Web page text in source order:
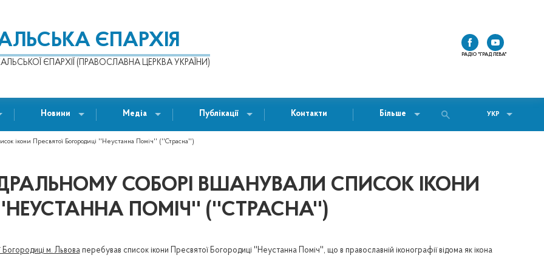
ЄПАРХІЯ
ЄПАРХІЇ (ПРАВОСЛАВНА ЦЕРКВА УКРАЇНИ)
РАДІО "ГРАД ЛЕВА"
Новини Медіа Публікації Контакти Більше УКР
ікони Пресвятої Богородиці ''Неустанна Поміч'' (''Страсна'')
СОБОРІ ВШАНУВАЛИ СПИСОК ІКОНИ
ПОМІЧ'' (''СТРАСНА'')
м. Львоваперебував список ікони Пресвятої Богородиці ''Неустанна Поміч'', що в православній іконографії відома як ікона